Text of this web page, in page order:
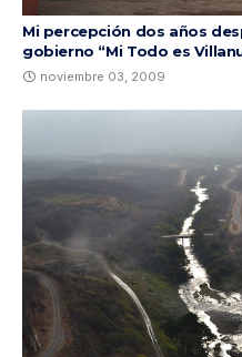
Mi percepción dos años
gobierno “Mi Todo es
noviembre 03, 2009